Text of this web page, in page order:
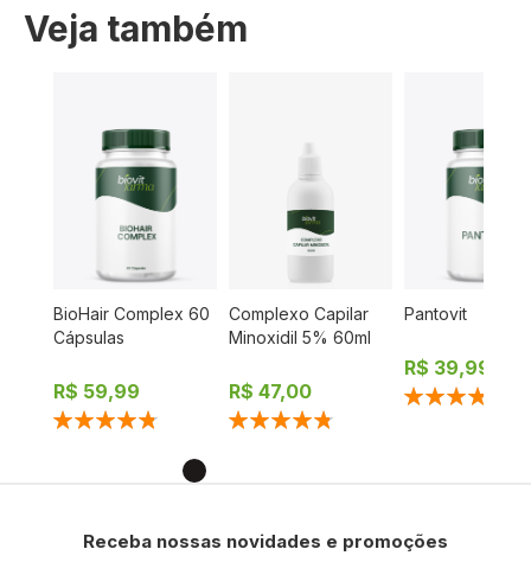
Veja também
BioHair Complex 60
Cápsulas
R$ 59,99
Classificação:
Complexo Capilar
Minoxidil 5% 60ml
R$ 47,00
Classificação:
Pantovit
R$ 39,99
Classificação:
Receba nossas novidades e promoções